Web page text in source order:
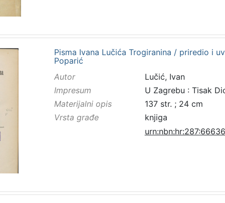
Pisma Ivana Lučića Trogiranina / priredio i
Poparić
Autor
Lučić, Ivan
Impresum
U Zagrebu : Tisak
Materijalni opis
137 str. ; 24 cm
Vrsta građe
knjiga